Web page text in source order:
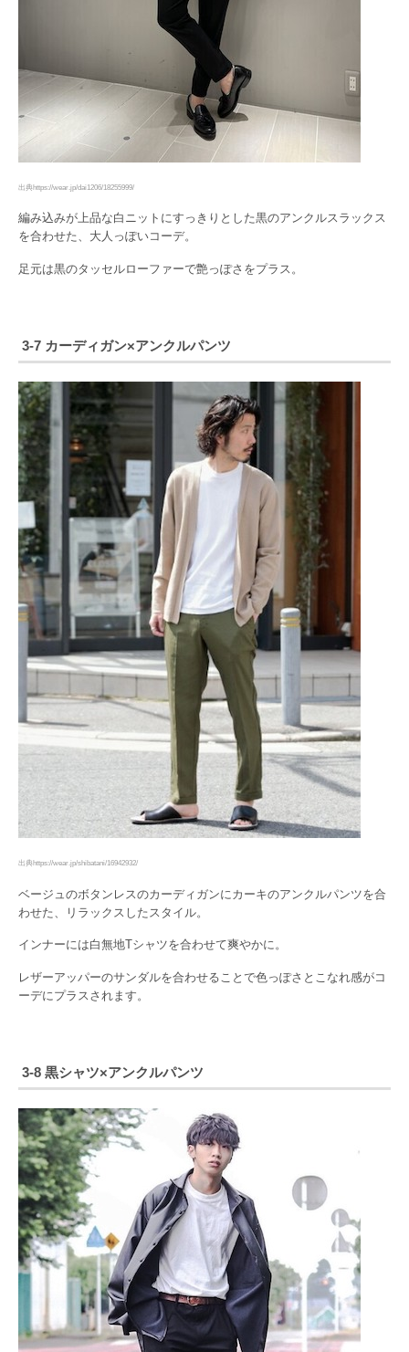
出典https://wear.jp/dai1206/18255999/
編み込みが上品な白ニットにすっきりとした黒のアンクルスラックス
を合わせた、大人っぽいコーデ。
足元は黒のタッセルローファーで艶っぽさをプラス。
3-7 カーディガン×アンクルパンツ
出典https://wear.jp/shibatani/16942932/
ベージュのボタンレスのカーディガンにカーキのアンクルパンツを合
わせた、リラックスしたスタイル。
インナーには白無地Tシャツを合わせて爽やかに。
レザーアッパーのサンダルを合わせることで色っぽさとこなれ感がコ
ーデにプラスされます。
3-8 黒シャツ×アンクルパンツ